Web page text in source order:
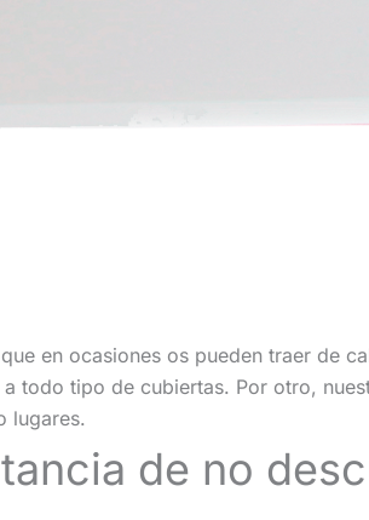
en ocasiones os pueden traer de
todo tipo de cubiertas. Por otro,
lugares.
de no